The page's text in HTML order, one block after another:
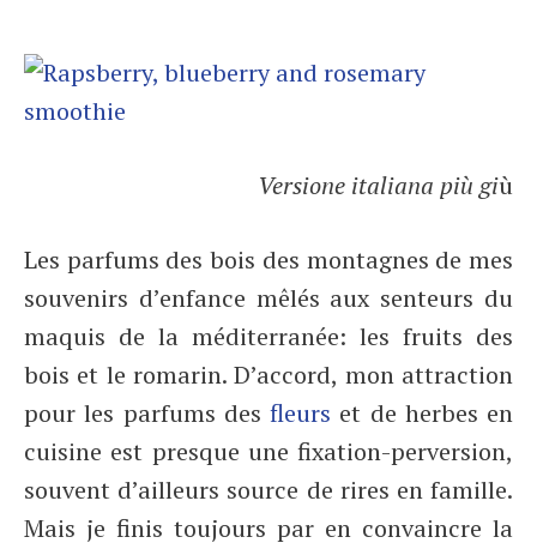
Versione italiana più giù
Les parfums des bois des montagnes de mes
souvenirs d’enfance mêlés aux senteurs du
maquis de la méditerranée: les fruits des
bois et le romarin. D’accord, mon attraction
pour les parfums des fleurs et de herbes en
cuisine est presque une fixation-perversion,
souvent d’ailleurs source de rires en famille.
Mais je finis toujours par en convaincre la